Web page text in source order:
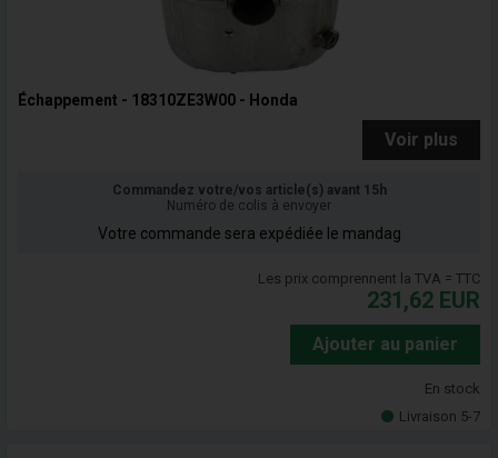
Échappement - 18310ZE3W00 - Honda
Voir plus
Commandez votre/vos article(s) avant 15h
Numéro de colis à envoyer
Votre commande sera expédiée le mandag
Les prix comprennent la TVA = TTC
231,62 EUR
Ajouter au panier
En stock
Livraison 5-7